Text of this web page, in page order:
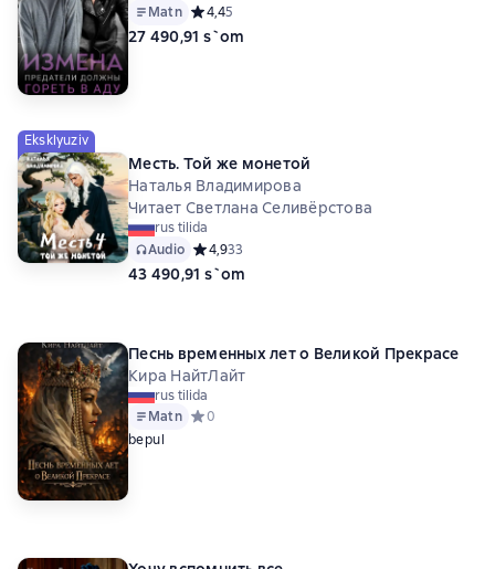
Matn Средний рейтинг 4,4 на основе 5 оценок
4,45
27 490,91 s`om
Eksklyuziv
Месть. Той же монетой
Наталья Владимирова
Читает Светлана Селивёрстова
rus tilida
Audio Средний рейтинг 4,9 на основе 33 оценок
4,933
43 490,91 s`om
Песнь временных лет о Великой Прекрасе
Кира НайтЛайт
rus tilida
Matn Средний рейтинг 0 на основе 0 оценок
0
bepul